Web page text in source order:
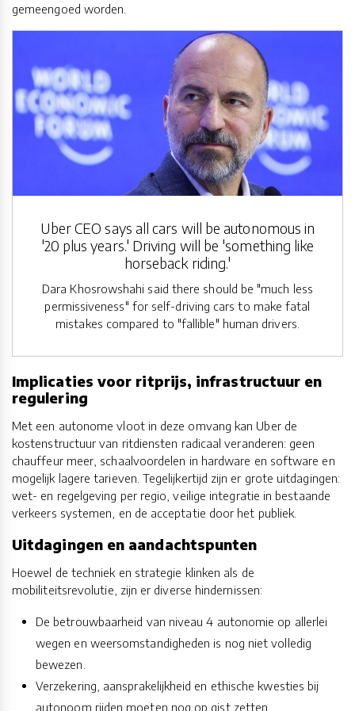
gemeengoed worden.
Uber CEO says all cars will be autonomous in
'20 plus years.' Driving will be 'something like
horseback riding.'
Dara Khosrowshahi said there should be "much less
permissiveness" for self-driving cars to make fatal
mistakes compared to "fallible" human drivers.
Implicaties voor ritprijs, infrastructuur en
regulering
Met een autonome vloot in deze omvang kan Uber de
kostenstructuur van ritdiensten radicaal veranderen: geen
chauffeur meer, schaalvoordelen in hardware en software en
mogelijk lagere tarieven. Tegelijkertijd zijn er grote uitdagingen:
wet- en regelgeving per regio, veilige integratie in bestaande
verkeers systemen, en de acceptatie door het publiek.
Uitdagingen en aandachtspunten
Hoewel de techniek en strategie klinken als de
mobiliteitsrevolutie, zijn er diverse hindernissen:
De betrouwbaarheid van niveau 4 autonomie op allerlei
wegen en weersomstandigheden is nog niet volledig
bewezen.
Verzekering, aansprakelijkheid en ethische kwesties bij
autonoom rijden moeten nog op gist zetten.